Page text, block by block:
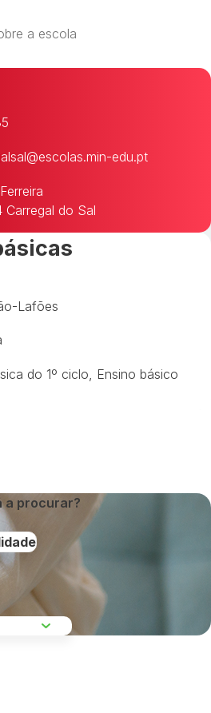
a escola
edu.pt
do Sal
Lafões
do 1º ciclo Ensino básico
a procurar?